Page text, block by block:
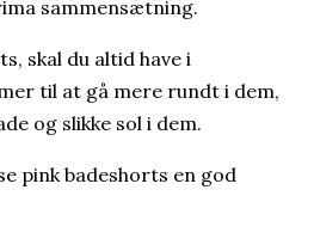
sammensætning.
skal du altid have i
til at gå mere rundt i dem,
og slikke sol i dem.
pink badeshorts en god